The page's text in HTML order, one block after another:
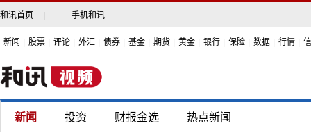
和讯首页 手机和讯
新闻 股票 评论 外汇 债券 基金 期货 黄金 银行 保险 数据 行情
新闻 投资 财报金选 热点新闻